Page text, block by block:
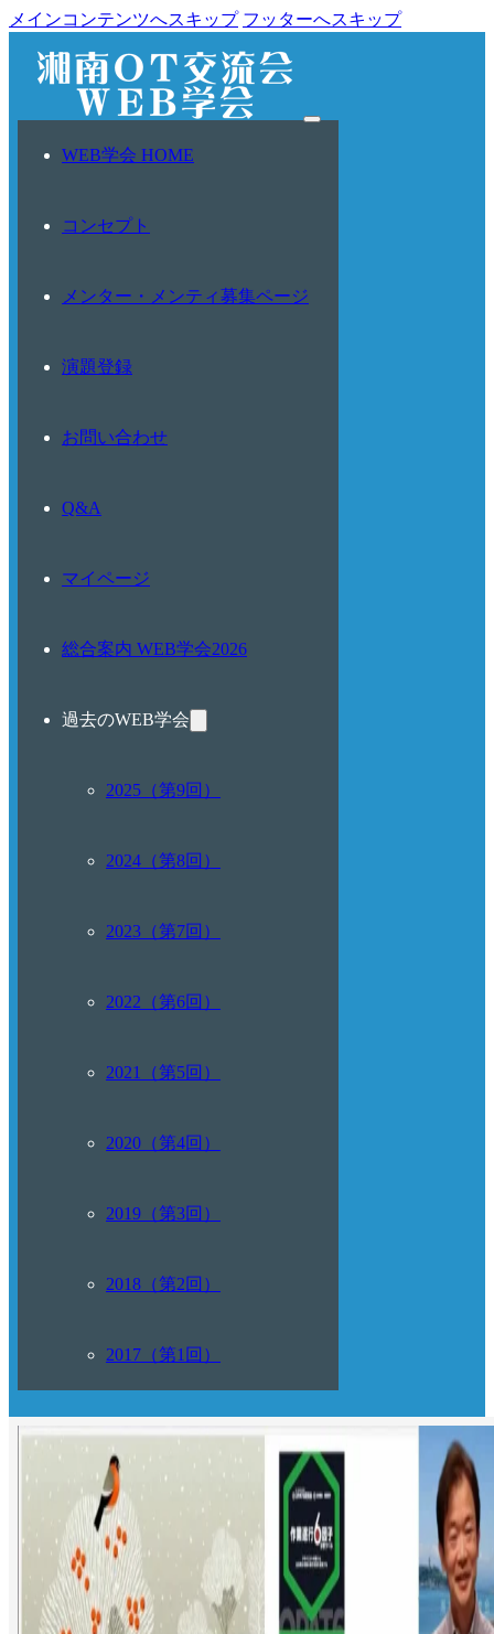
メインコンテンツへスキップ フッターへスキップ
WEB学会 HOME
コンセプト
メンター・メンティ募集ページ
演題登録
お問い合わせ
Q&A
マイページ
総合案内 WEB学会2026
過去のWEB学会
2025（第9回）
2024（第8回）
2023（第7回）
2022（第6回）
2021（第5回）
2020（第4回）
2019（第3回）
2018（第2回）
2017（第1回）